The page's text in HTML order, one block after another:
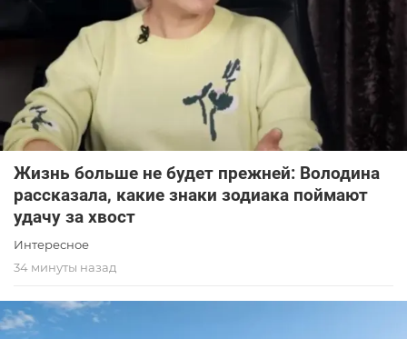
Жизнь больше не будет прежней: Володина
рассказала, какие знаки зодиака поймают
удачу за хвост
Интересное
34 минуты назад